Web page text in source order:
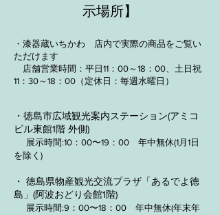
示場所】
・漆器蔵いちかわ 店内で実際の商品をご覧い
ただけます
店舗営業時間：平日11：00～18：00、土日祝
11：30～18：00（定休日：毎週水曜日）
・徳島市広域観光案内ステーション(アミコ
ビル東館1階 外側)
展示時間:10：00〜19：00 年中無休(1月1日
を除く)
・ 徳島県物産観光交流プラザ「あるでよ徳
島」(阿波おどり会館1階)
展示時間:9：00〜18：00 年中無休(年末年